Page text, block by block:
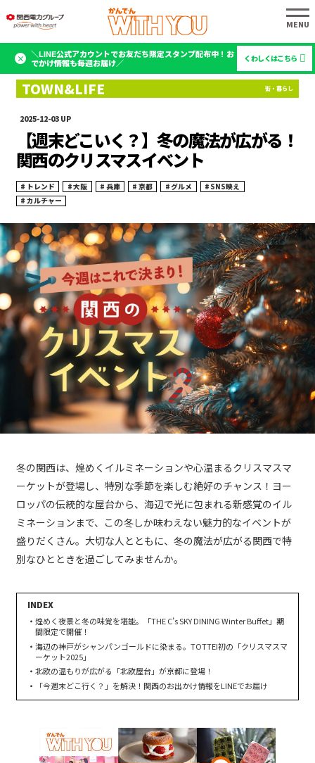
＼LINE公式アカウントでお友だち限定スタンプ配布中！お
でかけ情報も毎週お届け／
くわしくはこちら
2025-12-03
【週末どこいく？】冬の魔法が広がる！
関西のクリスマスイベント
トレンド 大阪 兵庫 京都 グルメ
SNS映え
カルチャー
冬の関西は、煌めくイルミネーションや心温まるクリスマスマ
ーケットが登場し、特別な季節を楽しむ絶好のチャンス！ヨー
ロッパの伝統的な屋台から、海辺で光に包まれる新感覚のイル
ミネーションまで、この冬しか味わえない魅力的なイベントが
盛りだくさん。大切な人とともに、冬の魔法が広がる関西で特
別なひとときを過ごしてみませんか。
煌めく夜景と冬の味覚を堪能。「THE C’s SKY DINING Winter Buffet」期
間限定で開催！
海辺の神戸がシャンパンゴールドに染まる。TOTTEI初の「クリスマスマ
ーケット2025」
北欧の温もりが広がる「北欧屋台」が京都に登場！
「今週末どこ行く？」を解決！関西のお出かけ情報をLINEでお届け